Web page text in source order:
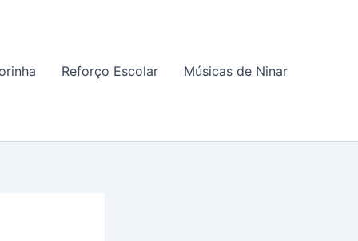
Reforço Escolar Músicas de Ninar